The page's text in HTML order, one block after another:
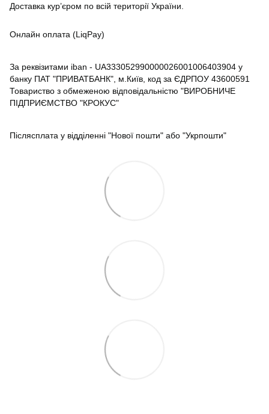
Доставка кур’єром по всій території України.
Онлайн оплата (LiqPay)
За реквізитами iban - UA333052990000026001006403904 у
банку ПАТ "ПРИВАТБАНК", м.Київ, код за ЄДРПОУ 43600591
Товариство з обмеженою відповідальністю "ВИРОБНИЧЕ
ПІДПРИЄМСТВО "КРОКУС"
Післясплата у відділенні "Нової пошти" або "Укрпошти"